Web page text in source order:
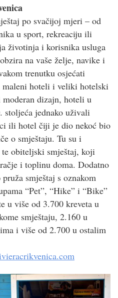
po svačijoj mjeri – od
u sport, rekreaciju ili
životinja i korisnika usluga
na vaše želje, navike i
trenutku osjećati
hoteli i veliki hotelski
dizajn, hoteli u
stoljeća jednako uživali
ili hotel čiji je dio nekoć bio
o smještaju. Tu su i
obiteljski smještaj, koji
i toplinu doma. Dodatno
smještaj s oznakom
“Pet”, “Hike” i “Bike”
u više od 3.700 kreveta u
smještaju, 2.160 u
i više od 2.700 u ostalim